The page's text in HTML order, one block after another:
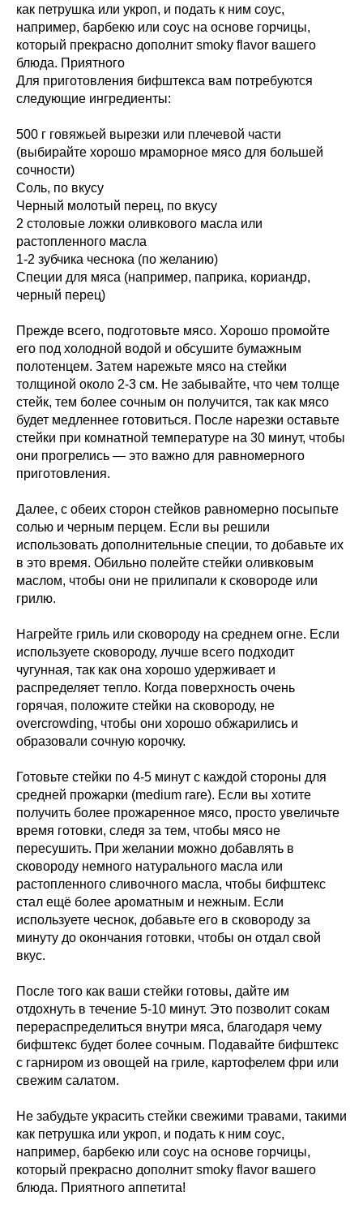
как петрушка или укроп, и подать к ним соус,
например, барбекю или соус на основе горчицы,
который прекрасно дополнит smoky flavor вашего
блюда. Приятного
Для приготовления бифштекса вам потребуются
следующие ингредиенты:
500 г говяжьей вырезки или плечевой части
(выбирайте хорошо мраморное мясо для большей
сочности)
Соль, по вкусу
Черный молотый перец, по вкусу
2 столовые ложки оливкового масла или
растопленного масла
1-2 зубчика чеснока (по желанию)
Специи для мяса (например, паприка, кориандр,
черный перец)
Прежде всего, подготовьте мясо. Хорошо промойте
его под холодной водой и обсушите бумажным
полотенцем. Затем нарежьте мясо на стейки
толщиной около 2-3 см. Не забывайте, что чем толще
стейк, тем более сочным он получится, так как мясо
будет медленнее готовиться. После нарезки оставьте
стейки при комнатной температуре на 30 минут, чтобы
они прогрелись — это важно для равномерного
приготовления.
Далее, с обеих сторон стейков равномерно посыпьте
солью и черным перцем. Если вы решили
использовать дополнительные специи, то добавьте их
в это время. Обильно полейте стейки оливковым
маслом, чтобы они не прилипали к сковороде или
грилю.
Нагрейте гриль или сковороду на среднем огне. Если
используете сковороду, лучше всего подходит
чугунная, так как она хорошо удерживает и
распределяет тепло. Когда поверхность очень
горячая, положите стейки на сковороду, не
overcrowding, чтобы они хорошо обжарились и
образовали сочную корочку.
Готовьте стейки по 4-5 минут с каждой стороны для
средней прожарки (medium rare). Если вы хотите
получить более прожаренное мясо, просто увеличьте
время готовки, следя за тем, чтобы мясо не
пересушить. При желании можно добавлять в
сковороду немного натурального масла или
растопленного сливочного масла, чтобы бифштекс
стал ещё более ароматным и нежным. Если
используете чеснок, добавьте его в сковороду за
минуту до окончания готовки, чтобы он отдал свой
вкус.
После того как ваши стейки готовы, дайте им
отдохнуть в течение 5-10 минут. Это позволит сокам
перераспределиться внутри мяса, благодаря чему
бифштекс будет более сочным. Подавайте бифштекс
с гарниром из овощей на гриле, картофелем фри или
свежим салатом.
Не забудьте украсить стейки свежими травами, такими
как петрушка или укроп, и подать к ним соус,
например, барбекю или соус на основе горчицы,
который прекрасно дополнит smoky flavor вашего
блюда. Приятного аппетита!